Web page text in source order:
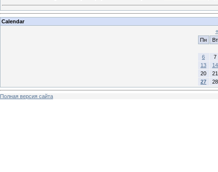
Calendar
«
Пн
Вт
6
7
13
14
20
21
27
28
Полная версия сайта